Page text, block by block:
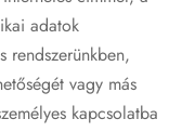
adatok
rendszerünkben,
vagy más
kapcsolatba